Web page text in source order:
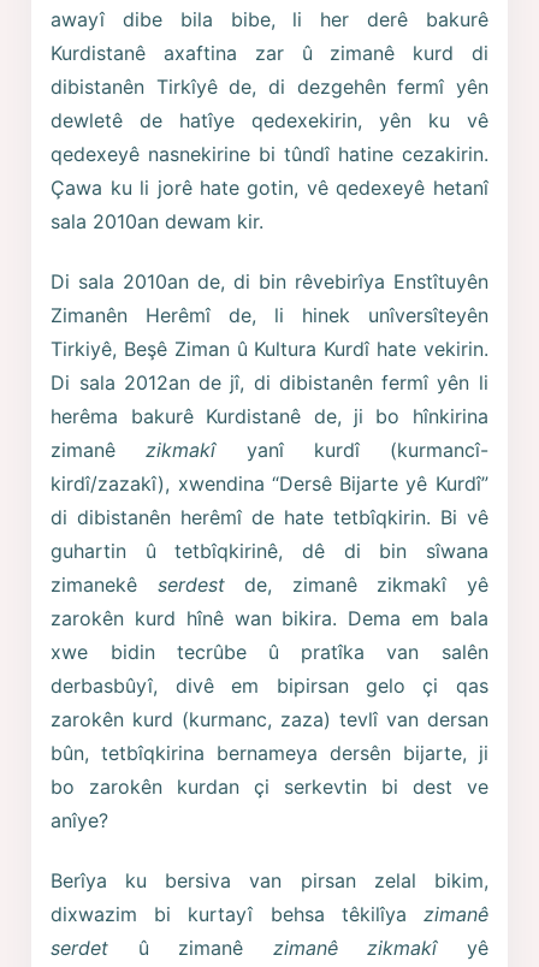
awayî dibe bila bibe, li her derê bakurê
Kurdistanê axaftina zar û zimanê kurd di
dibistanên Tirkîyê de, di dezgehên fermî yên
dewletê de hatîye qedexekirin, yên ku vê
qedexeyê nasnekirine bi tûndî hatine cezakirin.
Çawa ku li jorê hate gotin, vê qedexeyê hetanî
sala 2010an dewam kir.
Di sala 2010an de, di bin rêvebirîya Enstîtuyên
Zimanên Herêmî de, li hinek unîversîteyên
Tirkiyê, Beşê Ziman û Kultura Kurdî hate vekirin.
Di sala 2012an de jî, di dibistanên fermî yên li
herêma bakurê Kurdistanê de, ji bo hînkirina
zimanêzikmakîyanî kurdî (kurmancî-
kirdî/zazakî), xwendina “Dersê Bijarte yê Kurdî”
di dibistanên herêmî de hate tetbîqkirin. Bi vê
guhartin û tetbîqkirinê, dê di bin sîwana
zimanekê serdestde, zimanê zikmakî yê
zarokên kurd hînê wan bikira. Dema em bala
xwe bidin tecrûbe û pratîka van salên
derbasbûyî, divê em bipirsan gelo çi qas
zarokên kurd (kurmanc, zaza) tevlî van dersan
bûn, tetbîqkirina bernameya dersên bijarte, ji
bo zarokên kurdan çi serkevtin bi dest ve
anîye?
Berîya ku bersiva van pirsan zelal bikim,
dixwazim bi kurtayî behsa têkilîya zimanê
serdet û zimanê zimanê zikmakîyê